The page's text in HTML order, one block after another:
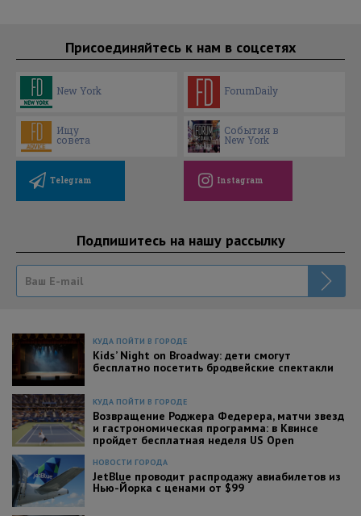
Присоединяйтесь к нам в соцсетях
New York ForumDaily
Ищу
совета
События в
New York
Telegram Instagram
Подпишитесь на нашу рассылку
КУДА ПОЙТИ В ГОРОДЕ
Kids’ Night on Broadway: дети смогут
бесплатно посетить бродвейские спектакли
КУДА ПОЙТИ В ГОРОДЕ
Возвращение Роджера Федерера, матчи звезд
и гастрономическая программа: в Квинсе
пройдет бесплатная неделя US Open
НОВОСТИ ГОРОДА
JetBlue проводит распродажу авиабилетов из
Нью-Йорка с ценами от $99